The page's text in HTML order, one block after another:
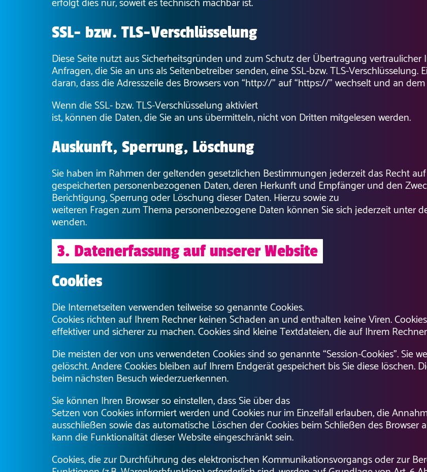
SSL- bzw. TLS-Verschlüsselung
Diese Seite nutzt aus Sicherheitsgründen und zum Schutz der Übertragung
Anfragen, die Sie an uns als Seitenbetreiber senden, eine SSL-bzw. TLS-
daran, dass die Adresszeile des Browsers von “http://” auf “https://” wechselt und an
Wenn die SSL- bzw. TLS-Verschlüsselung aktiviert
ist, können die Daten, die Sie an uns übermitteln, nicht von Dritten mitgelesen werden.
Auskunft, Sperrung, Löschung
Sie haben im Rahmen der geltenden gesetzlichen Bestimmungen jederzeit das Recht
gespeicherten personenbezogenen Daten, deren Herkunft und Empfänger und den
Berichtigung, Sperrung oder Löschung dieser Daten. Hierzu sowie zu
weiteren Fragen zum Thema personenbezogene Daten können Sie sich jederzeit unter
wenden.
3. Datenerfassung auf unserer Website
Cookies
Die Internetseiten verwenden teilweise so genannte Cookies.
Cookies richten auf Ihrem Rechner keinen Schaden an und enthalten keine Viren.
effektiver und sicherer zu machen. Cookies sind kleine Textdateien, die auf Ihrem
Die meisten der von uns verwendeten Cookies sind so genannte “Session-Cookies”. Sie
gelöscht. Andere Cookies bleiben auf Ihrem Endgerät gespeichert bis Sie diese löschen.
beim nächsten Besuch wiederzuerkennen.
Sie können Ihren Browser so einstellen, dass Sie über das
Setzen von Cookies informiert werden und Cookies nur im Einzelfall erlauben, die
ausschließen sowie das automatische Löschen der Cookies beim Schließen des Browser
kann die Funktionalität dieser Website eingeschränkt sein.
Cookies, die zur Durchführung des elektronischen Kommunikationsvorgangs oder zur